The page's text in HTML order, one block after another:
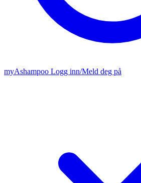
myAshampoo Logg inn/Meld deg på